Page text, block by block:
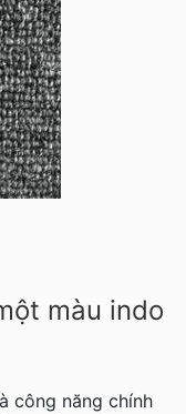
màu indo
công năng chính